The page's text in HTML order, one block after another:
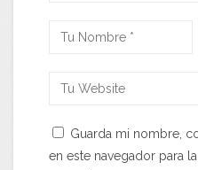
Guarda mi nombre,
en este navegador para